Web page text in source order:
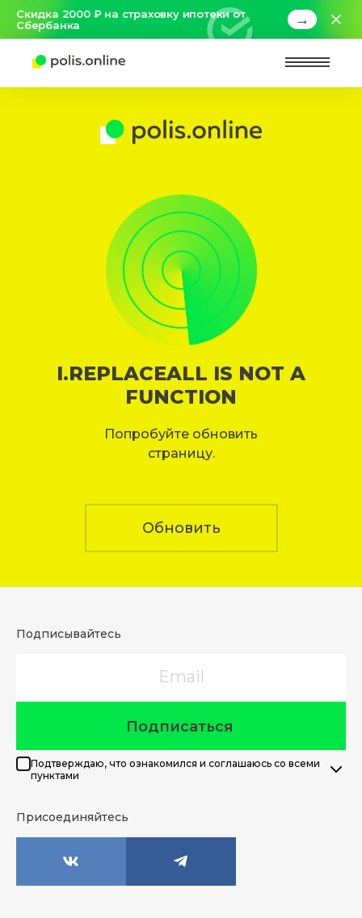
Скидка 2000 ₽ на страховку ипотеки от
Сбербанка
→
I.REPLACEALL IS NOT A
FUNCTION
Попробуйте обновить
страницу.
Обновить
Подписывайтесь
Подписаться
Подтверждаю, что ознакомился и соглашаюсь со всеми
пунктами
Присоединяйтесь